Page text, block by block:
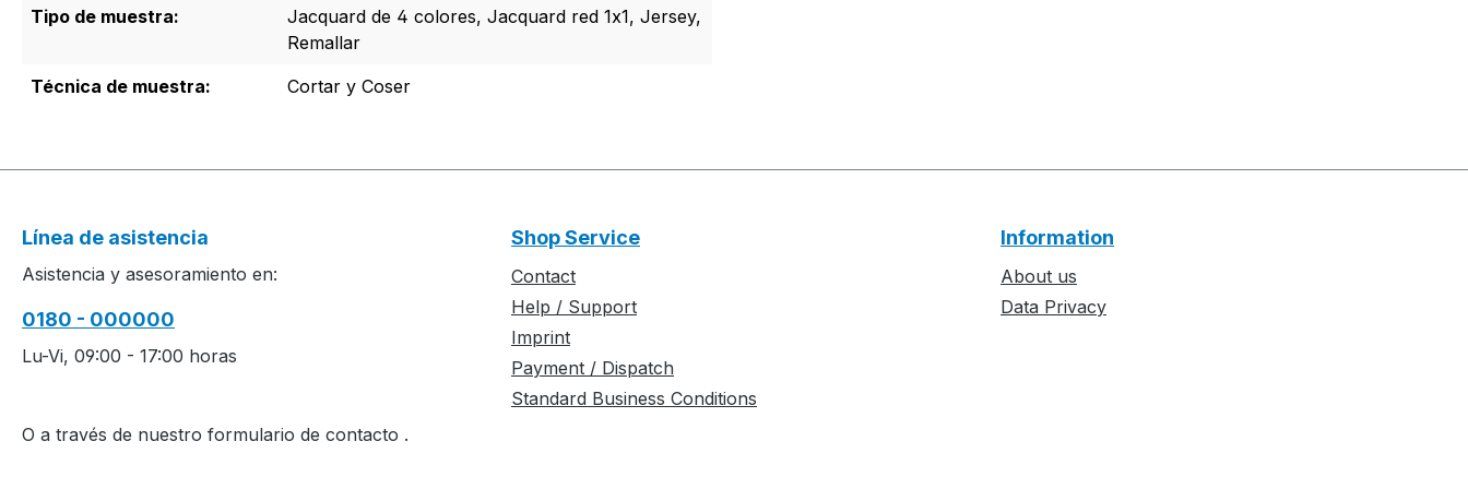
Tipo de muestra:
Jacquard de 4 colores, Jacquard red 1x1, Jersey,
Remallar
Técnica de muestra:
Cortar y Coser
Línea de asistencia
Asistencia y asesoramiento en:
0180 - 000000
Lu-Vi, 09:00 - 17:00 horas
O a través de nuestro formulario de contacto .
Shop Service
Contact
Help / Support
Imprint
Payment / Dispatch
Standard Business Conditions
Information
About us
Data Privacy